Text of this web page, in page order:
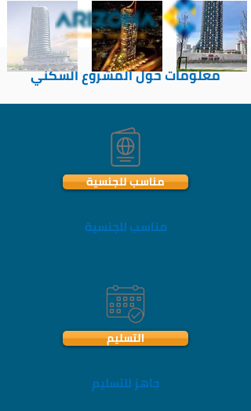
معلومات حول المشروع السكني
مناسب للجنسية
مناسب للجنسية
التسليم
جاهز للتسليم